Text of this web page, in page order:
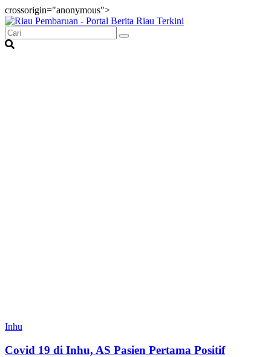
crossorigin="anonymous">
Inhu
Covid 19 di Inhu, AS Pasien Pertama Positif